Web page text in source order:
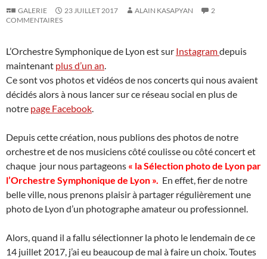
GALERIE 23 JUILLET 2017 ALAIN KASAPYAN
2
COMMENTAIRES
L’Orchestre Symphonique de Lyon est sur Instagramdepuis
maintenant plus d’un an.
Ce sont vos photos et vidéos de nos concerts qui nous avaient
décidés alors à nous lancer sur ce réseau social en plus de
notre page Facebook.
Depuis cette création, nous publions des photos de notre
orchestre et de nos musiciens côté coulisse ou côté concert et
chaque jour nous partageons « la Sélection photo de Lyon par
l’Orchestre Symphonique de Lyon ». En effet, fier de notre
belle ville, nous prenons plaisir à partager régulièrement une
photo de Lyon d’un photographe amateur ou professionnel.
Alors, quand il a fallu sélectionner la photo le lendemain de ce
14 juillet 2017, j’ai eu beaucoup de mal à faire un choix. Toutes